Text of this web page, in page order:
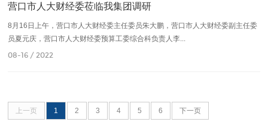
营口市人大财经委莅临我集团调研
8月16日上午，营口市人大财经委主任委员朱大鹏，营口市人大财经委副主任委
员夏元庆，营口市人大财经委预算工委综合科负责人李...
08-16 / 2022
上一页 1 2 3 4 5 6 下一页